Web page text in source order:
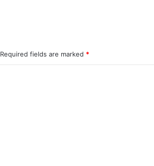
Required fields are marked *